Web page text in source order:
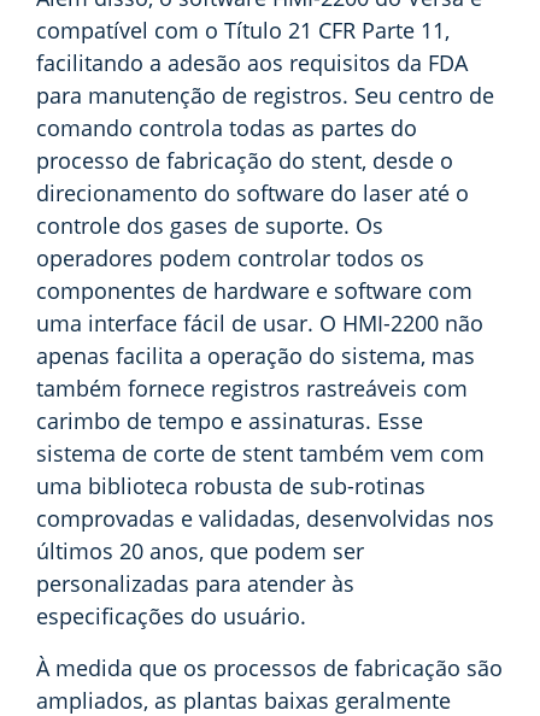
compatível com o Título 21 CFR Parte 11,
facilitando a adesão aos requisitos da FDA
para manutenção de registros. Seu centro de
comando controla todas as partes do
processo de fabricação do stent, desde o
direcionamento do software do laser até o
controle dos gases de suporte. Os
operadores podem controlar todos os
componentes de hardware e software com
uma interface fácil de usar. O HMI-2200 não
apenas facilita a operação do sistema, mas
também fornece registros rastreáveis com
carimbo de tempo e assinaturas. Esse
sistema de corte de stent também vem com
uma biblioteca robusta de sub-rotinas
comprovadas e validadas, desenvolvidas nos
últimos 20 anos, que podem ser
personalizadas para atender às
especificações do usuário.
À medida que os processos de fabricação são
ampliados, as plantas baixas geralmente